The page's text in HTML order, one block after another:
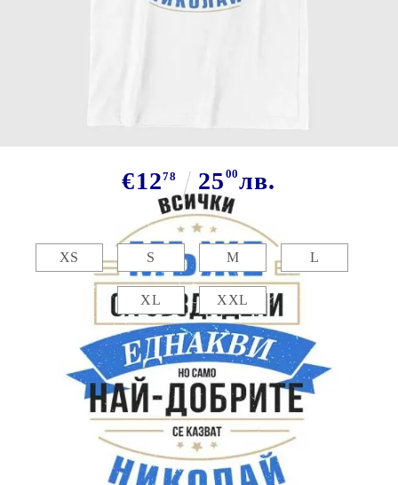
Тениска за Николай
€1278 25 00лв.
XS S M L
XL XXL
Коментар към поръчката: